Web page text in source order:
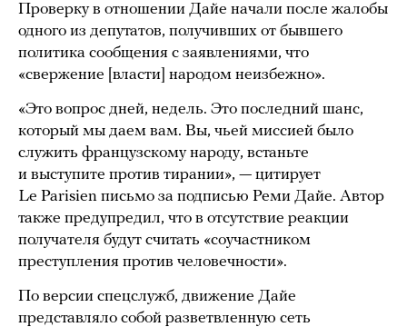
Проверку в отношении Дайе начали после жалобы
одного из депутатов, получивших от бывшего
политика сообщения с заявлениями, что
«свержение [власти] народом неизбежно».
«Это вопрос дней, недель. Это последний шанс,
который мы даем вам. Вы, чьей миссией было
служить французскому народу, встаньте
и выступите против тирании», — цитирует
Le Parisien письмо за подписью Реми Дайе. Автор
также предупредил, что в отсутствие реакции
получателя будут считать «соучастником
преступления против человечности».
По версии спецслужб, движение Дайе
представляло собой разветвленную сеть